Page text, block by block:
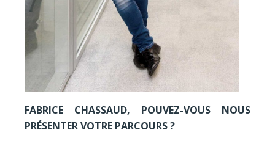
FABRICE CHASSAUD, POUVEZ-VOUS NOUS
PRÉSENTER VOTRE PARCOURS ?